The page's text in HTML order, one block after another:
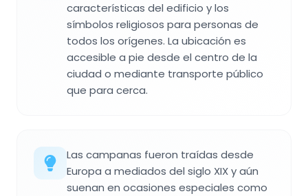
características del edificio y los
símbolos religiosos para personas de
todos los orígenes. La ubicación es
accesible a pie desde el centro de la
ciudad o mediante transporte público
que para cerca.
Las campanas fueron traídas desde
Europa a mediados del siglo XIX y aún
suenan en ocasiones especiales como